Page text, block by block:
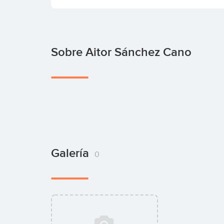
Sobre Aitor Sánchez Cano
Galería 0